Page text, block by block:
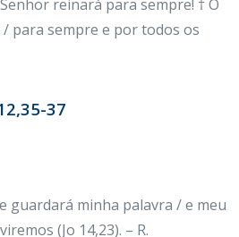
reinará para sempre! † Ó
para sempre e por todos os
37
guardará minha palavra / e meu
(Jo 14,23). – R.